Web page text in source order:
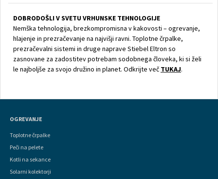
DOBRODOŠLI V SVETU VRHUNSKE TEHNOLOGIJE
Nemška tehnologija, brezkompromisna v kakovosti – ogrevanje,
hlajenje in prezračevanje na najvišji ravni. Toplotne črpalke,
prezračevalni sistemi in druge naprave Stiebel Eltron so
zasnovane za zadostitev potrebam sodobnega človeka, ki si želi
le najboljše za svojo družino in planet. Odkrijte več TUKAJ.
OGREVANJE
Toplotne črpalke
Peči na pelete
Kotli na sekance
Solarni kolektorji